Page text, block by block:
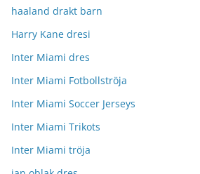
haaland drakt barn
Harry Kane dresi
Inter Miami dres
Inter Miami Fotbollströja
Inter Miami Soccer Jerseys
Inter Miami Trikots
Inter Miami tröja